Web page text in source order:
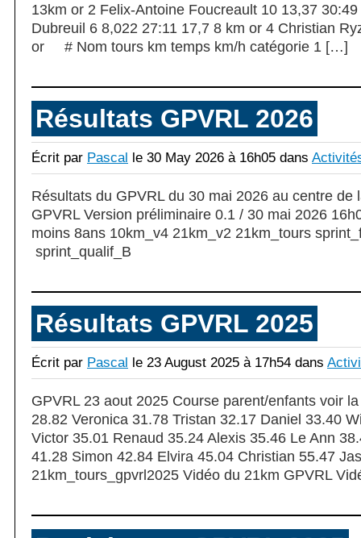
13km or 2 Felix-Antoine Foucreault 10 13,37
Dubreuil 6 8,022 27:11 17,7 8 km or 4 Christian
or # Nom tours km temps km/h catégorie 1 […]
Résultats GPVRL 2026
Écrit par Pascal le 30 May 2026 à 16h05 dans
Résultats du GPVRL du 30 mai 2026 au centre de
GPVRL Version préliminaire 0.1 / 30 mai 2026
moins 8ans 10km_v4 21km_v2 21km_tours
sprint_qualif_B
Résultats GPVRL 2025
Écrit par Pascal le 23 August 2025 à 17h54 dans
GPVRL 23 aout 2025 Course parent/enfants voir
28.82 Veronica 31.78 Tristan 32.17 Daniel 33.40
Victor 35.01 Renaud 35.24 Alexis 35.46 Le Ann
41.28 Simon 42.84 Elvira 45.04 Christian 55.47
21km_tours_gpvrl2025 Vidéo du 21km GPVRL